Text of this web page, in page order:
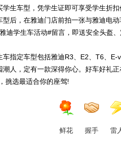
生车型，凭学生证即可享受学生折
后，在雅迪门店前拍一张与雅迪电
迪学生车活动#留言，即送安全头盔
车指定车型包括雅迪R3、E2、T6、
人，定有一款深得你心。好车好礼
挑选最适合你的座驾!
鲜花 握手 雷